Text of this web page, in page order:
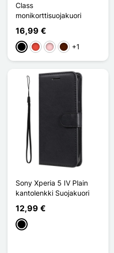
Class
monikorttisuojakuori
16,99 €
MustaPunainen
PinkkiMarron Foncé
+1
Sony Xperia 5 IV Plain
kantolenkki Suojakuori
12,99 €
Musta